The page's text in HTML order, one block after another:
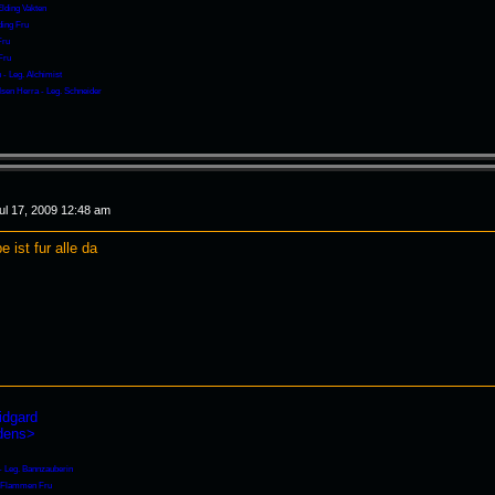
Vakten
Fru
- Leg. Alchimist
Herra - Leg. Schneider
17, 2009 12:48 am
ist fur alle da
Leg. Bannzauberin
Fru